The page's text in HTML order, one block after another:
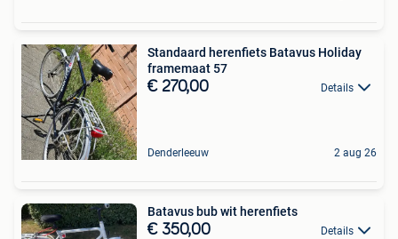
Standaard herenfiets Batavus Holiday
framemaat 57
€ 270,00 Details
Denderleeuw 2 aug 26
Batavus bub wit herenfiets
€ 350,00 Details